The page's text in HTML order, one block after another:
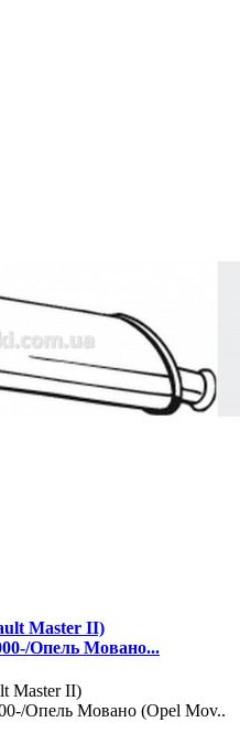
Master II)
Опель Мовано...
Master II)
Опель Мовано (Opel Mov..